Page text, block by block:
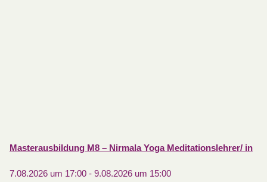
Masterausbildung M8 – Nirmala Yoga Meditationslehrer/ in
7.08.2026 um 17:00- 9.08.2026 um 15:00